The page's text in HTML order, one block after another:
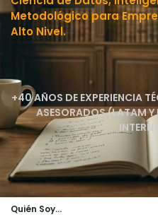
Metodológico para
Alto Nivel.
+40 AÑOS DE EXPERIENCIA
ASESORADOS (LATAM Y
Quién Soy...